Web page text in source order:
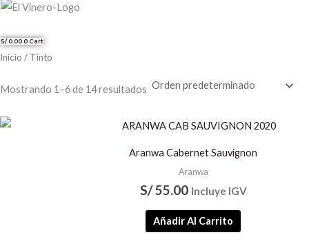
S/0.00 0 Cart
Inicio / Tinto
Mostrando 1–6 de 14 resultados
Aranwa Cabernet Sauvignon
Aranwa
S/55.00 Incluye IGV
Añadir Al Carrito